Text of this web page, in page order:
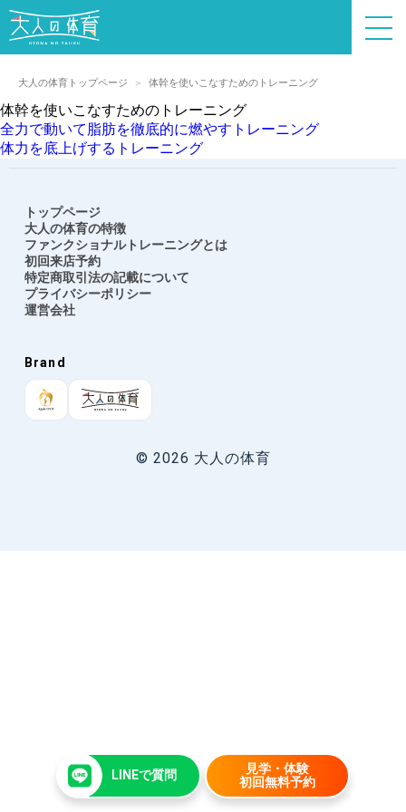
大人の体育トップページ 体幹を使いこなすためのトレーニング
体幹を使いこなすためのトレーニング
投
稿
全力で動いて脂肪を徹底的に燃やすトレーニング
体力を底上げするトレーニング
トップページ
大人の体育の特徴
ファンクショナルトレーニングとは
初回来店予約
特定商取引法の記載について
プライバシーポリシー
運営会社
Brand
© 2026 大人の体育
LINEで質問
見学・体験
初回無料予約